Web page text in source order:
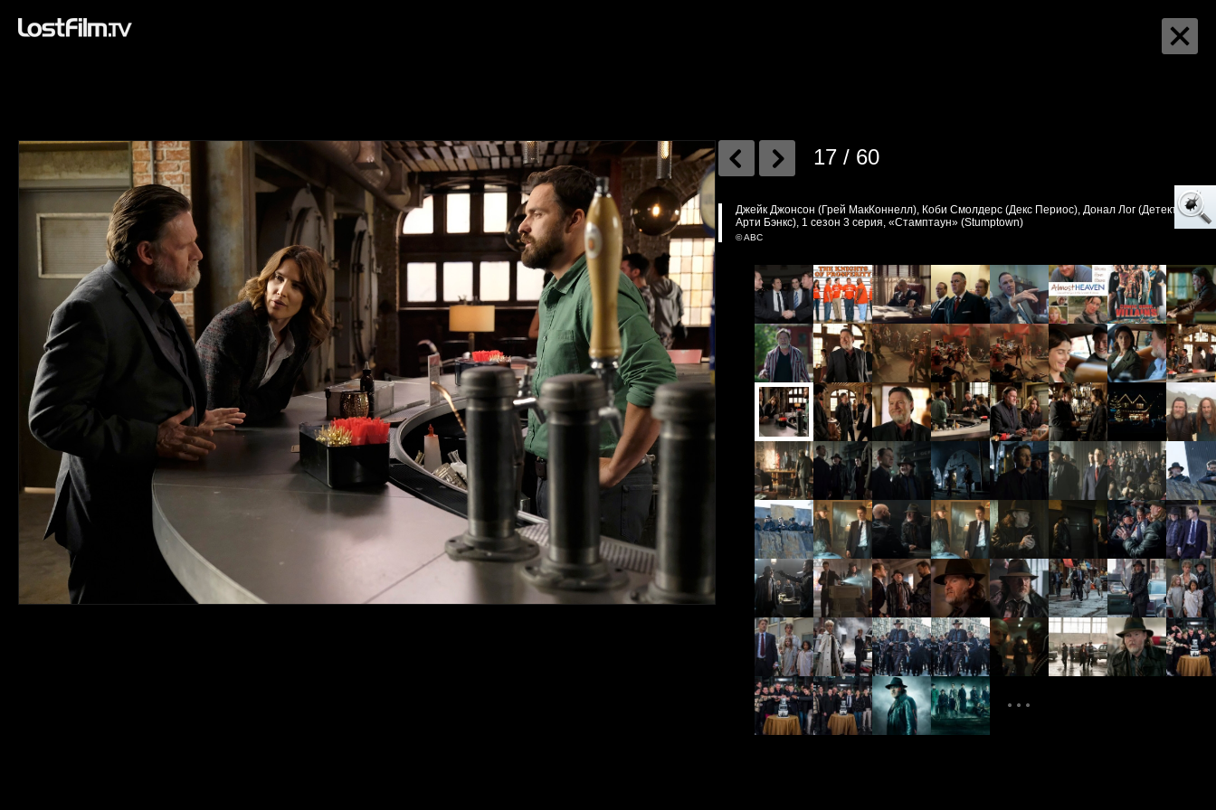
17 / 60
Джейк Джонсон (Грей МакКоннелл), Коби Смолдерс (Декс Периос), Донал Лог (Детектив
Арти Бэнкс), 1 сезон 3 серия, «Стамптаун» (Stumptown)
© ABC